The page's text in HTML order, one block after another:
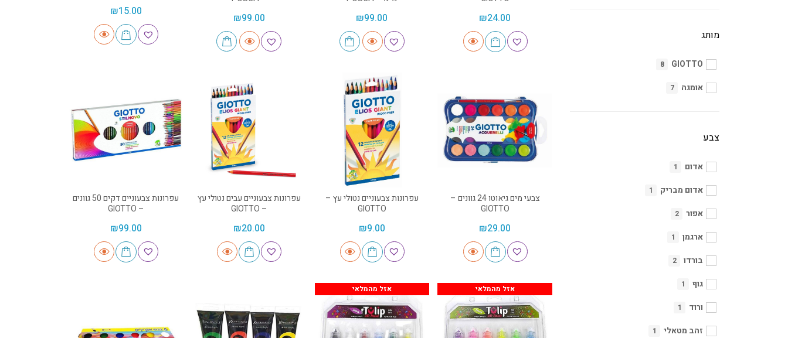
מותג
GIOTTO
8
אומגה 7
צבע
אדום 1
אדום מבריק 1
אפור 2
ארגמן 1
בורדו 2
גוף 1
ורוד 1
זהב מטאלי 1
₪24.00
₪99.00
₪99.00
₪15.00
צבעי מים גיאוטו 24 גוונים –
GIOTTO
₪29.00
עפרונות צבעוניים נטולי עץ –
GIOTTO
₪9.00
עפרונות צבעוניים עבים נטולי עץ
– GIOTTO
₪20.00
עפרונות צבעוניים דקים 50 גוונים
– GIOTTO
₪99.00
אזל מהמלאי אזל מהמלאי